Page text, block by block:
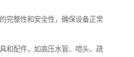
完整性和安全性，确保设备正常
和配件，如高压水管、喷头、疏